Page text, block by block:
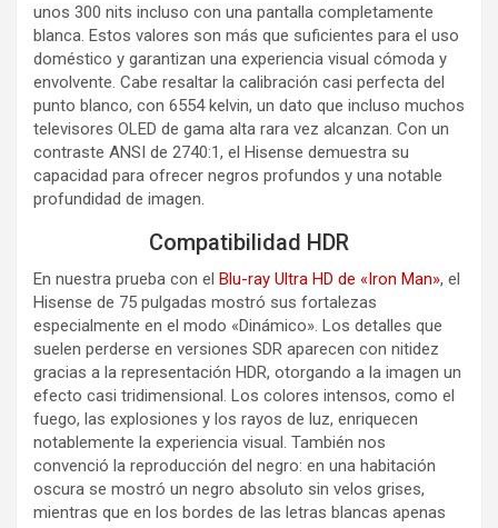
unos 300 nits incluso con una pantalla completamente
blanca. Estos valores son más que suficientes para el uso
doméstico y garantizan una experiencia visual cómoda y
envolvente. Cabe resaltar la calibración casi perfecta del
punto blanco, con 6554 kelvin, un dato que incluso muchos
televisores OLED de gama alta rara vez alcanzan. Con un
contraste ANSI de 2740:1, el Hisense demuestra su
capacidad para ofrecer negros profundos y una notable
profundidad de imagen.
Compatibilidad HDR
En nuestra prueba con el Blu-ray Ultra HD de «Iron Man», el
Hisense de 75 pulgadas mostró sus fortalezas
especialmente en el modo «Dinámico». Los detalles que
suelen perderse en versiones SDR aparecen con nitidez
gracias a la representación HDR, otorgando a la imagen un
efecto casi tridimensional. Los colores intensos, como el
fuego, las explosiones y los rayos de luz, enriquecen
notablemente la experiencia visual. También nos
convenció la reproducción del negro: en una habitación
oscura se mostró un negro absoluto sin velos grises,
mientras que en los bordes de las letras blancas apenas